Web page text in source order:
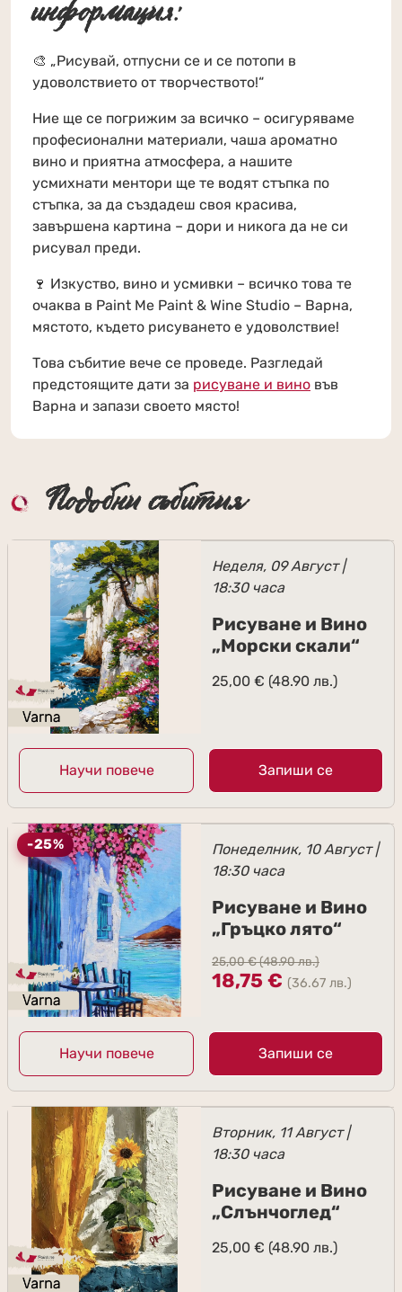
информация:
🎨 „Рисувай, отпусни се и се потопи в
удоволствието от творчеството!“
Ние ще се погрижим за всичко – осигуряваме
професионални материали, чаша ароматно
вино и приятна атмосфера, а нашите
усмихнати ментори ще те водят стъпка по
стъпка, за да създадеш своя красива,
завършена картина – дори и никога да не си
рисувал преди.
🍷 Изкуство, вино и усмивки – всичко това те
очаква в Paint Me Paint & Wine Studio – Варна,
мястото, където рисуването е удоволствие!
Това събитие вече се проведе. Разгледай
предстоящите дати за рисуване и вино във
Варна и запази своето място!
Подобни събития
Неделя, 09 Август |
18:30 часа
Рисуване и Вино
„Морски скали“
25,00 € (48.90 лв.)
Научи повече Запиши се
Понеделник, 10 Август |
18:30 часа
Рисуване и Вино
„Гръцко лято“
25,00€(48.90 лв.)
18,75 € (36.67 лв.)
Научи повече Запиши се
-25%
Вторник, 11 Август |
18:30 часа
Рисуване и Вино
„Слънчоглед“
25,00 € (48.90 лв.)